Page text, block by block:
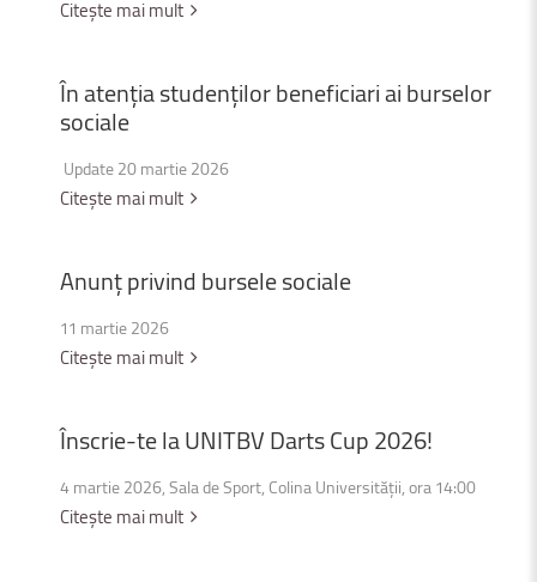
Citește mai mult
Înatențiastudențilorbeneficiariaiburselor
sociale
Update 20 martie 2026
Citește mai mult
Anunțprivindburselesociale
11 martie 2026
Citește mai mult
Înscrie-telaUNITBVDartsCup2026!
4 martie 2026, Sala de Sport, Colina Universității, ora 14:00
Citește mai mult